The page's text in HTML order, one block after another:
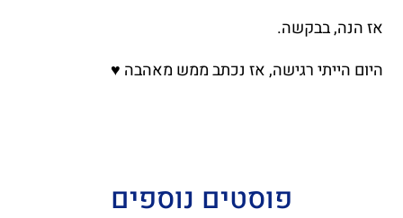
אז הנה, בבקשה.
היום הייתי רגישה, אז נכתב ממש מאהבה ♥
פוסטים נוספים